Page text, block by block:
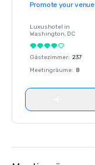
Promote your venue
Luxushotel in
Washington, DC
Gästezimmer: 237
Meetingräume: 8